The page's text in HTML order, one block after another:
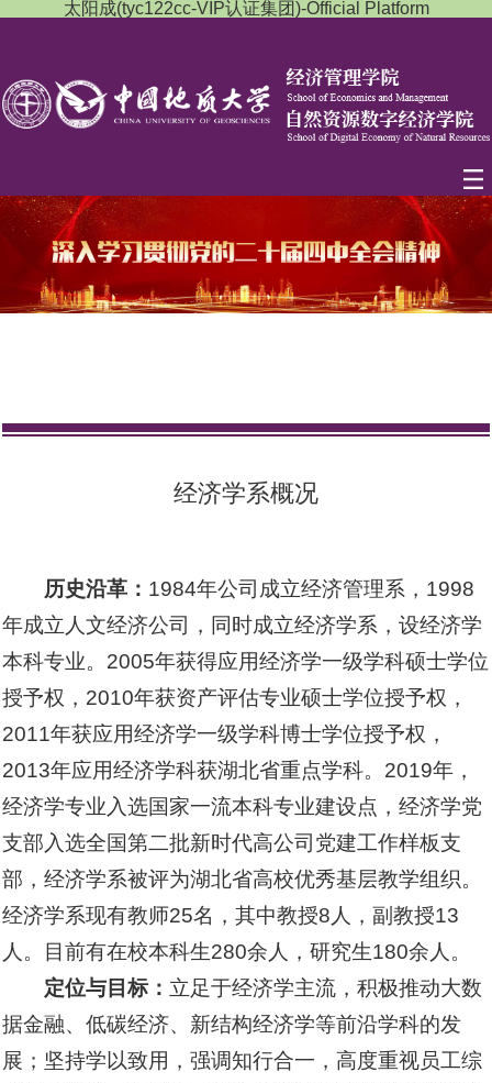
太阳成(tyc122cc-VIP认证集团)-Official Platform
经济学系概况
历史沿革： 1984年公司成立经济管理系，1998
年成立人文经济公司，同时成立经济学系，设经济学
本科专业。2005年获得应用经济学一级学科硕士学位
授予权，2010年获资产评估专业硕士学位授予权，
2011年获应用经济学一级学科博士学位授予权，
2013年应用经济学科获湖北省重点学科。2019年，
经济学专业入选国家一流本科专业建设点，经济学党
支部入选全国第二批新时代高公司党建工作样板支
部，经济学系被评为湖北省高校优秀基层教学组织。
经济学系现有教师25名，其中教授8人，副教授13
人。目前有在校本科生280余人，研究生180余人。
定位与目标： 立足于经济学主流，积极推动大数
据金融、低碳经济、新结构经济学等前沿学科的发
展；坚持学以致用，强调知行合一，高度重视员工综